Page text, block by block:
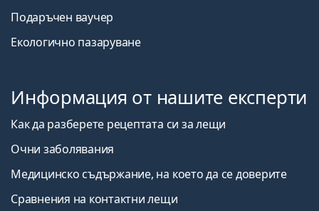
Подаръчен ваучер
Екологично пазаруване
Информация от нашите експерти
Как да разберете рецептата си за лещи
Очни заболявания
Медицинско съдържание, на което да се доверите
Сравнения на контактни лещи